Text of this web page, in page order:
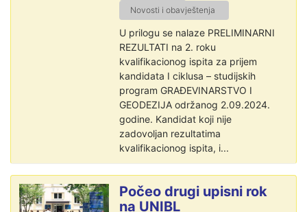
Novosti i obavještenja
U prilogu se nalaze PRELIMINARNI
REZULTATI na 2. roku
kvalifikacionog ispita za prijem
kandidata I ciklusa – studijskih
program GRAĐEVINARSTVO I
GEODEZIJA održanog 2.09.2024.
godine. Kandidat koji nije
zadovoljan rezultatima
kvalifikacionog ispita, i...
Počeo drugi upisni rok
na UNIBL